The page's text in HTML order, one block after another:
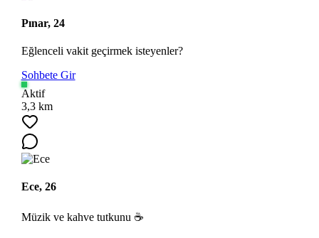
Pınar, 24
Eğlenceli vakit geçirmek isteyenler?
Sohbete Gir
Aktif
3,3 km
Ece, 26
Müzik ve kahve tutkunu ☕